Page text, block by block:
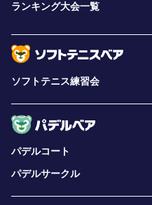
ランキング大会一覧
ソフトテニス練習会
パデルコート
パデルサークル